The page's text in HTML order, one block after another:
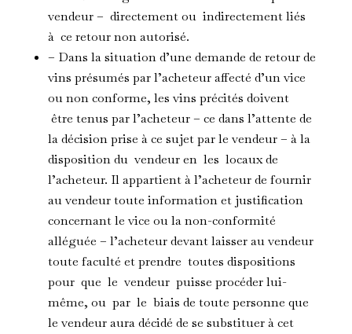
vendeur – directement ou indirectement liés
à ce retour non autorisé.
– Dans la situation d’une demande de retour de
vins présumés par l’acheteur affecté d’un vice
ou non conforme, les vins précités doivent
être tenus par l’acheteur – ce dans l’attente de
la décision prise à ce sujet par le vendeur – à la
disposition du vendeur en les locaux de
l’acheteur. Il appartient à l’acheteur de fournir
au vendeur toute information et justification
concernant le vice ou la non-conformité
alléguée – l’acheteur devant laisser au vendeur
toute faculté et prendre toutes dispositions
pour que le vendeur puisse procéder lui-
même, ou par le biais de toute personne que
le vendeur aura décidé de se substituer à cet